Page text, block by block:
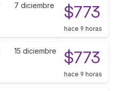
7 diciembre $773
hace 9 horas
15 diciembre $773
hace 9 horas